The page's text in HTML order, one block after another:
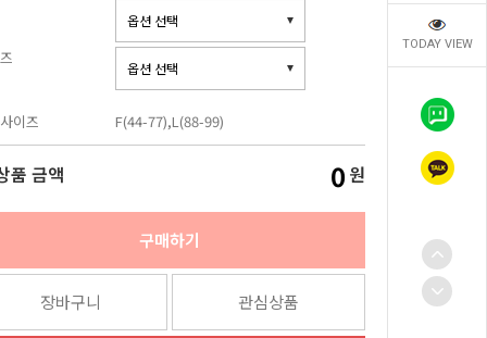
TODAY VIEW
이즈 F(44-77),L(88-99)
품 금액 0 원
구매하기
장바구니 관심상품